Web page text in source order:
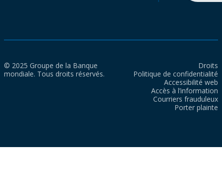
© 2025 Groupe de la Banque
mondiale. Tous droits réservés.
Droits
Politique de confidentialité
Accessibilité web
Accès à l’information
Courriers frauduleux
Porter plainte